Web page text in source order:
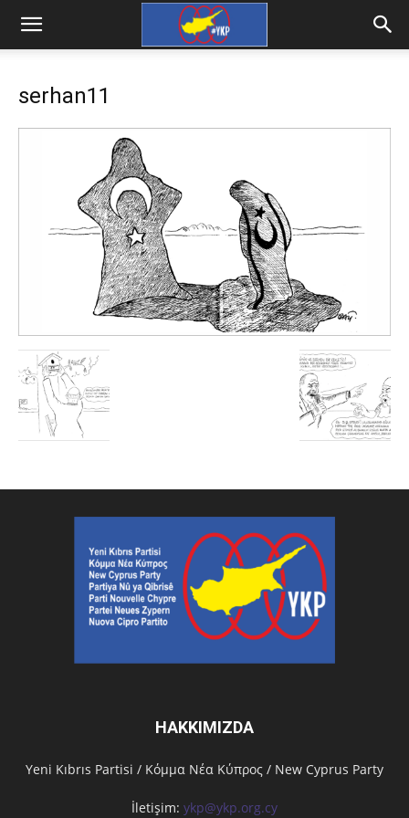
serhan11
HAKKIMIZDA
Υeni Kıbrıs Partisi / Κόμμα Νέα Κύπρος / New Cyprus Party
İletişim: ykp@ykp.org.cy